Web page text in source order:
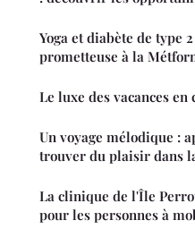
Yoga et diabète de type
prometteuse à la
Le luxe des vacances en
Un voyage mélodique :
trouver du plaisir dans
La clinique de l'Île
pour les personnes à